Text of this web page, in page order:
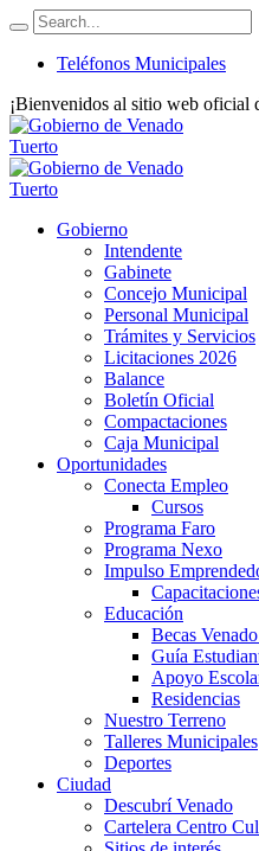
Teléfonos Municipales
¡Bienvenidos al sitio web oficial
Gobierno
Intendente
Gabinete
Concejo Municipal
Personal Municipal
Trámites y Servicios
Licitaciones 2026
Balance
Boletín Oficial
Compactaciones
Caja Municipal
Oportunidades
Conecta Empleo
Cursos
Programa Faro
Programa Nexo
Impulso
Educación
Becas
Guía
Apoyo
Residencias
Nuestro Terreno
Talleres Municipales
Deportes
Ciudad
Descubrí Venado
Cartelera Centro